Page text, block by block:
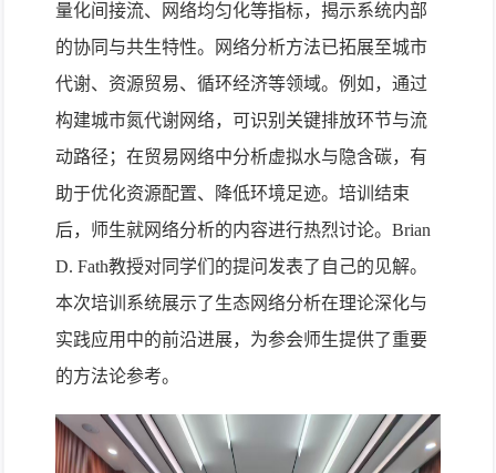
量化间接流、网络均匀化等指标，揭示系统内部
的协同与共生特性。网络分析方法已拓展至城市
代谢、资源贸易、循环经济等领域。例如，通过
构建城市氮代谢网络，可识别关键排放环节与流
动路径；在贸易网络中分析虚拟水与隐含碳，有
助于优化资源配置、降低环境足迹。培训结束
后，师生就网络分析的内容进行热烈讨论。Brian
D. Fath教授对同学们的提问发表了自己的见解。
本次培训系统展示了生态网络分析在理论深化与
实践应用中的前沿进展，为参会师生提供了重要
的方法论参考。